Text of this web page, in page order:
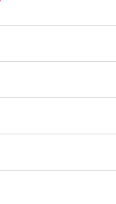
©カンテレ
がらみの中で揺れ
しい選択をそれぞ
うとせず共演者の
頼っていただける